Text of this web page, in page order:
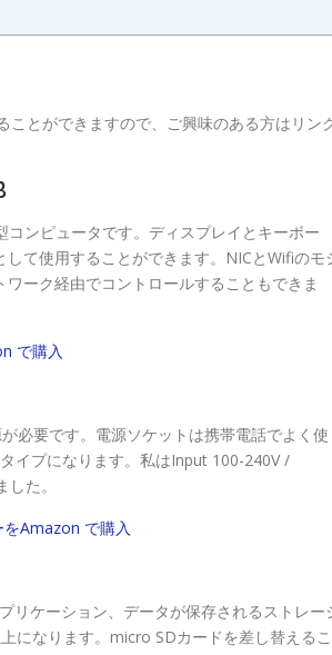
とができますので、ご興味のある方はリン
ンピュータです。ディスプレイとキーボー
して使用することができます。NICとWifiのモ
ーク経由でコントロールすることもできま
で購入
必要です。電源ソケットは携帯電話でよく使
イプになります。私はInput 100-240V /
た。
Amazon で購入
リケーション、データが保存されるストレー
になります。micro SDカードを差し替えるこ